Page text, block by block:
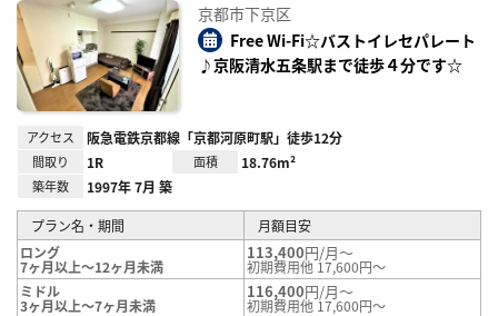
録
京都市下京区
Free Wi-Fi☆バストイレセパレート
♪京阪清水五条駅まで徒歩４分です☆
アクセス 阪急電鉄京都線「京都河原町駅」徒歩12分
間取り 1R 面積 18.76m²
築年数 1997年 7月 築
プラン名・期間
月額目安
ロング
7ヶ月以上～12ヶ月未満
113,400円/月～
初期費用他 17,600円～
ミドル
3ヶ月以上～7ヶ月未満
116,400円/月～
初期費用他 17,600円～